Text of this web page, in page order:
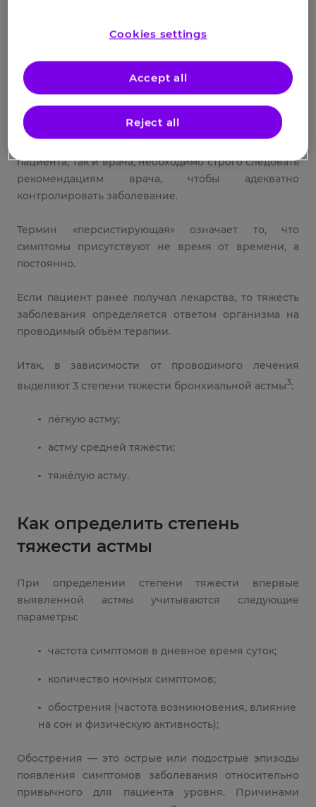
болезни возникает, как правило, при контакте с
каким-либо аллергеном (шерстью животных,
пыльцой растений, домашней пылью, плесенью и
пр.) или при физической нагрузке. Но причины
появления астмы при любой степени тяжести могут
быть разными. Однако, несмотря на название -
пациента, так и врача, необходимо строго следовать
рекомендациям врача, чтобы адекватно
контролировать заболевание.
Термин «персистирующая» означает то, что
симптомы присутствуют не время от времени, а
постоянно.
Если пациент ранее получал лекарства, то тяжесть
заболевания определяется ответом организма на
проводимый объём терапии.
Итак, в зависимости от проводимого лечения
выделяют 3 степени тяжести бронхиальной астмы3:
лёгкую астму;
астму средней тяжести;
тяжёлую астму.
Как определить степень
тяжести астмы
При определении степени тяжести впервые
выявленной астмы учитываются следующие
параметры:
частота симптомов в дневное время суток;
количество ночных симптомов;
обострения (частота возникновения, влияние
на сон и физическую активность);
Обострения — это острые или подострые эпизоды
появления симптомов заболевания относительно
привычного для пациента уровня. Причинами
Cookies settings
Reject all
Accept all